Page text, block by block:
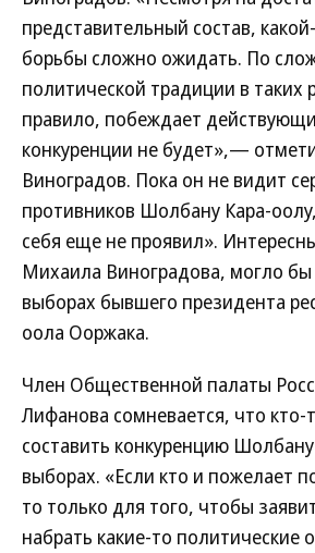
представительный состав,
борьбы сложно ожидать. По
политической традиции в таких
правило, побеждает
конкуренции не будет»,—
Виноградов. Пока он не видит
противников Шолбану Кара-
себя еще не проявил».
Михаила Виноградова, могло бы
выборах бывшего президента
оола Ооржака.
Член Общественной палаты
Лифанова сомневается, что кто-
составить конкуренцию
выборах. «Если кто и пожелает
то только для того, чтобы
набрать какие-то политические